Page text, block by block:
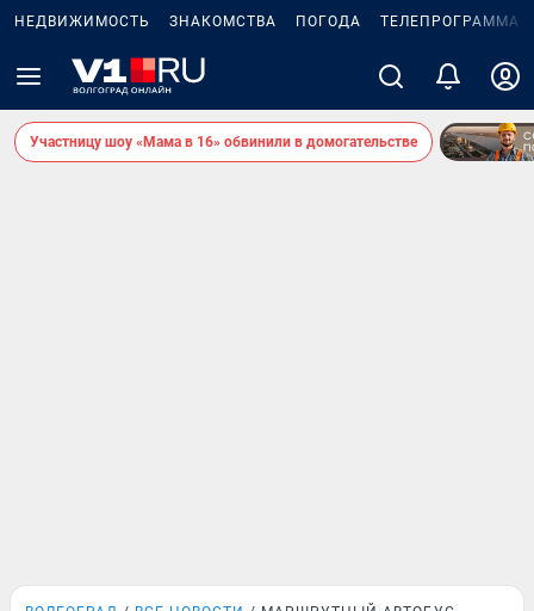
НЕДВИЖИМОСТЬ ЗНАКОМСТВА ПОГОДА ТЕЛЕПРОГРАММА
Участницу шоу «Мама в 16» обвинили в домогательстве